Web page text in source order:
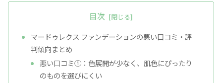
目次
マードゥレクス ファンデーションの悪い口コミ・評
判傾向まとめ
悪い口コミ①：色展開が少なく、肌色にぴったり
のものを選びにくい